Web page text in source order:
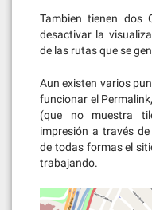
Tambien tienen dos
desactivar la
de las rutas que se
Aun existen varios
funcionar el
(que no muestra
impresión a través
de todas formas el
trabajando.